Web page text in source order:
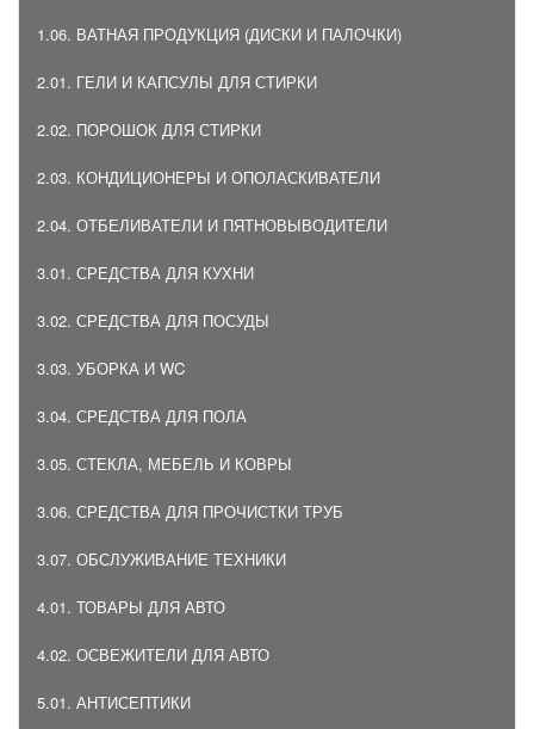
1.06. ВАТНАЯ ПРОДУКЦИЯ (ДИСКИ И ПАЛОЧКИ)
2.01. ГЕЛИ И КАПСУЛЫ ДЛЯ СТИРКИ
2.02. ПОРОШОК ДЛЯ СТИРКИ
2.03. КОНДИЦИОНЕРЫ И ОПОЛАСКИВАТЕЛИ
2.04. ОТБЕЛИВАТЕЛИ И ПЯТНОВЫВОДИТЕЛИ
3.01. СРЕДСТВА ДЛЯ КУХНИ
3.02. СРЕДСТВА ДЛЯ ПОСУДЫ
3.03. УБОРКА И WC
3.04. СРЕДСТВА ДЛЯ ПОЛА
3.05. СТЕКЛА, МЕБЕЛЬ И КОВРЫ
3.06. СРЕДСТВА ДЛЯ ПРОЧИСТКИ ТРУБ
3.07. ОБСЛУЖИВАНИЕ ТЕХНИКИ
4.01. ТОВАРЫ ДЛЯ АВТО
4.02. ОСВЕЖИТЕЛИ ДЛЯ АВТО
5.01. АНТИСЕПТИКИ